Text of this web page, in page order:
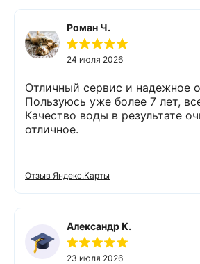
Роман Ч.
24 июля 2026
Отличный сервис и надежное
Пользуюсь уже более 7 лет,
Качество воды в результате
отличное.
Отзыв Яндекс.Карты
Александр К.
23 июля 2026